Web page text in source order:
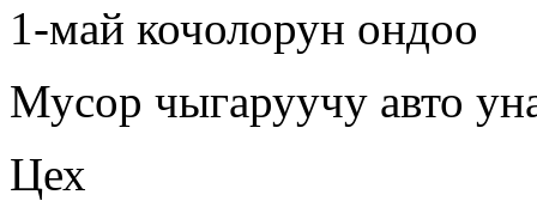
1-май кочолорун ондоо
Мусор чыгаруучу авто
Цех